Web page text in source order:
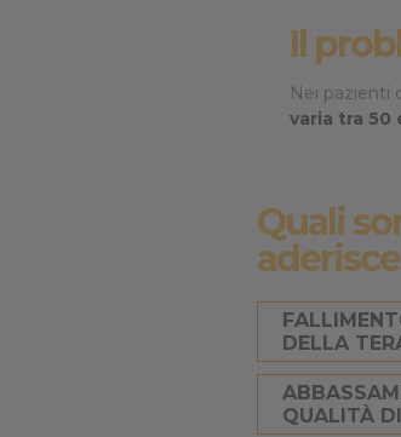
Il
Nei pazienti
varia tra 50
Quali
DELLA
QUALITÀ